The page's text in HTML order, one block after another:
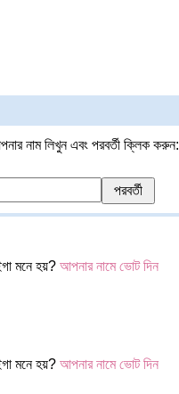
নাম লিখুন এবং পরবর্তী ক্লিক করুন:
মনে হয়? আপনার নামে ভোট দিন
মনে হয়? আপনার নামে ভোট দিন